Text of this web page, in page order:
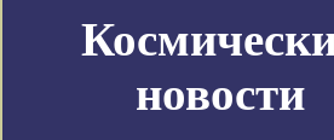
новости